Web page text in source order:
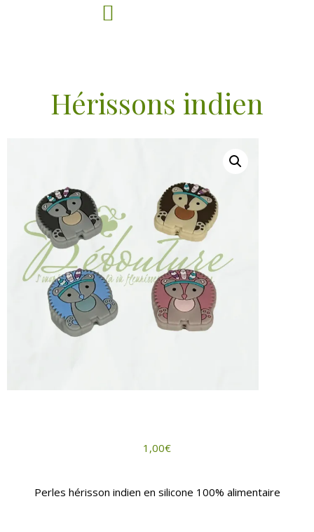
Hérissons indien
1,00€
Perles hérisson indien en silicone 100% alimentaire